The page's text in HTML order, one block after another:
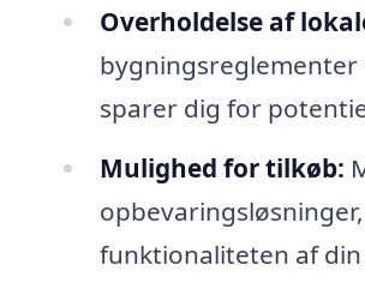
Overholdelse af
bygningsreglementer
sparer dig for
Mulighed for tilkøb:
funktionaliteten af